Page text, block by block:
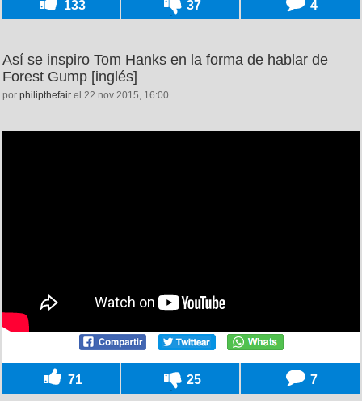
133 37 4
Así se inspiro Tom Hanks en la forma de hablar de
Forest Gump [inglés]
por philipthefair el 22 nov 2015, 16:00
71 25 7